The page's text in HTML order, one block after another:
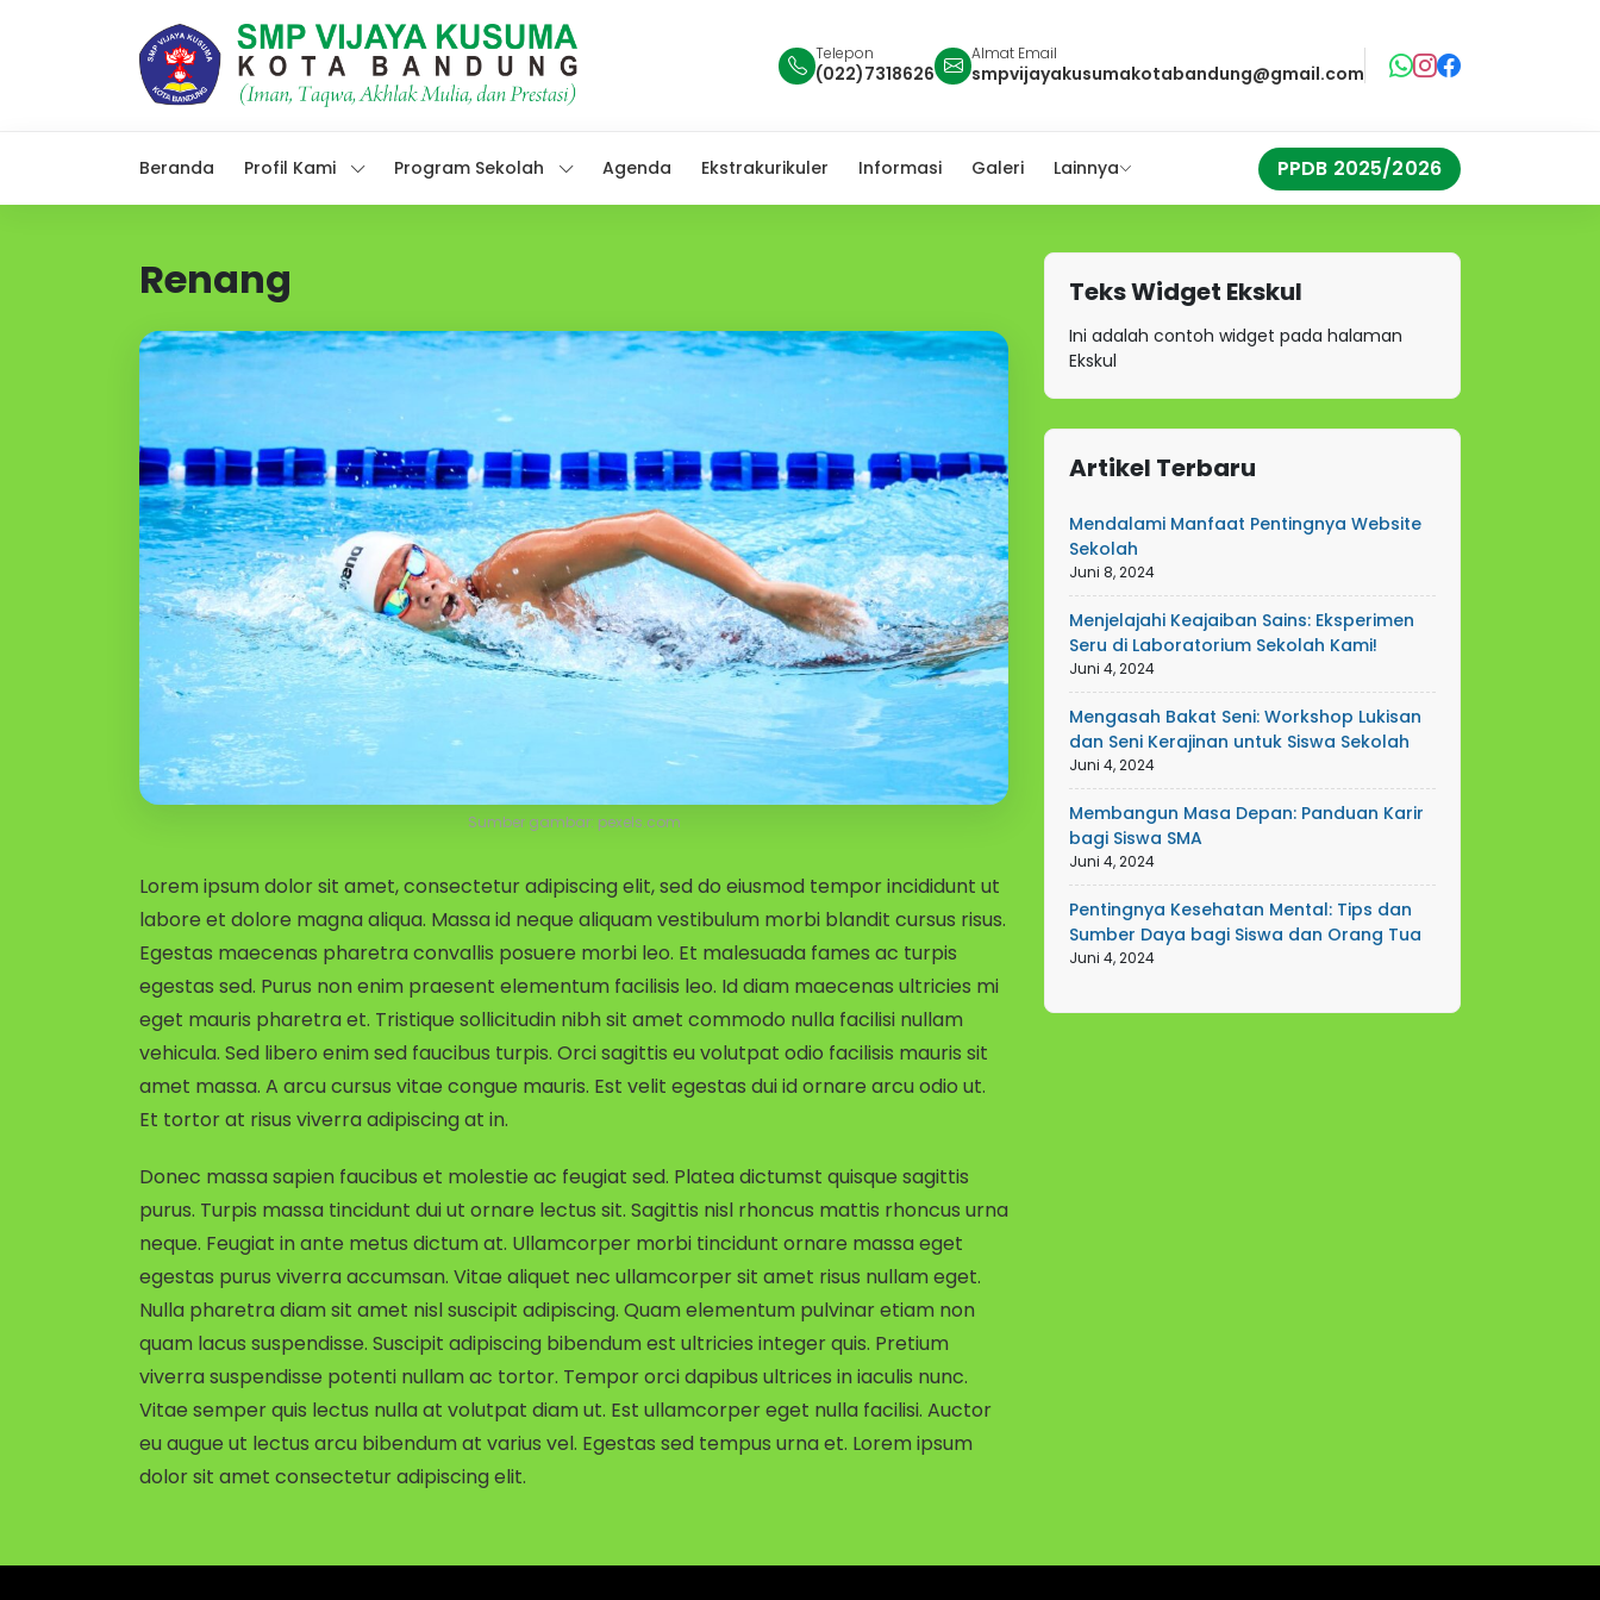
Telepon
(022)7318626
Almat Email
smpvijayakusumakotabandung@gmail.com
Beranda Profil Kami Program Sekolah Agenda Ekstrakurikuler Informasi Galeri Lainnya PPDB 2025/2026
Renang
Sumber gambar: pexels.com
Lorem ipsum dolor sit amet, consectetur adipiscing elit, sed do eiusmod tempor incididunt ut
labore et dolore magna aliqua. Massa id neque aliquam vestibulum morbi blandit cursus risus.
Egestas maecenas pharetra convallis posuere morbi leo. Et malesuada fames ac turpis
egestas sed. Purus non enim praesent elementum facilisis leo. Id diam maecenas ultricies mi
eget mauris pharetra et. Tristique sollicitudin nibh sit amet commodo nulla facilisi nullam
vehicula. Sed libero enim sed faucibus turpis. Orci sagittis eu volutpat odio facilisis mauris sit
amet massa. A arcu cursus vitae congue mauris. Est velit egestas dui id ornare arcu odio ut.
Et tortor at risus viverra adipiscing at in.
Donec massa sapien faucibus et molestie ac feugiat sed. Platea dictumst quisque sagittis
purus. Turpis massa tincidunt dui ut ornare lectus sit. Sagittis nisl rhoncus mattis rhoncus urna
neque. Feugiat in ante metus dictum at. Ullamcorper morbi tincidunt ornare massa eget
egestas purus viverra accumsan. Vitae aliquet nec ullamcorper sit amet risus nullam eget.
Nulla pharetra diam sit amet nisl suscipit adipiscing. Quam elementum pulvinar etiam non
quam lacus suspendisse. Suscipit adipiscing bibendum est ultricies integer quis. Pretium
viverra suspendisse potenti nullam ac tortor. Tempor orci dapibus ultrices in iaculis nunc.
Vitae semper quis lectus nulla at volutpat diam ut. Est ullamcorper eget nulla facilisi. Auctor
eu augue ut lectus arcu bibendum at varius vel. Egestas sed tempus urna et. Lorem ipsum
dolor sit amet consectetur adipiscing elit.
Teks Widget Ekskul
Ini adalah contoh widget pada halaman
Ekskul
Artikel Terbaru
Mendalami Manfaat Pentingnya Website
Sekolah
Juni 8, 2024
Menjelajahi Keajaiban Sains: Eksperimen
Seru di Laboratorium Sekolah Kami!
Juni 4, 2024
Mengasah Bakat Seni: Workshop Lukisan
dan Seni Kerajinan untuk Siswa Sekolah
Juni 4, 2024
Membangun Masa Depan: Panduan Karir
bagi Siswa SMA
Juni 4, 2024
Pentingnya Kesehatan Mental: Tips dan
Sumber Daya bagi Siswa dan Orang Tua
Juni 4, 2024